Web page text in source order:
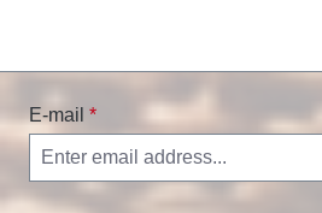
E-mail *